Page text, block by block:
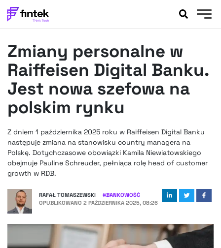
BANKOWOŚĆ
EVENTY
FELIETONY
WYWIADY
LEGAL
FINTEK EXTRA
OKIEM EKSPERTA
Zmiany personalne w
Raiffeisen Digital Banku.
Jest nowa szefowa na
polskim rynku
Z dniem 1 października 2025 roku w Raiffeisen Digital Banku
następuje zmiana na stanowisku country managera na
Polskę. Dotychczasowe obowiązki Kamila Niewiatowskiego
obejmuje Pauline Schreuder, pełniąca rolę head of customer
growth w RDB.
RAFAŁ TOMASZEWSKI #BANKOWOŚĆ
OPUBLIKOWANO 2 PAŹDZIERNIKA 2025, 08:26